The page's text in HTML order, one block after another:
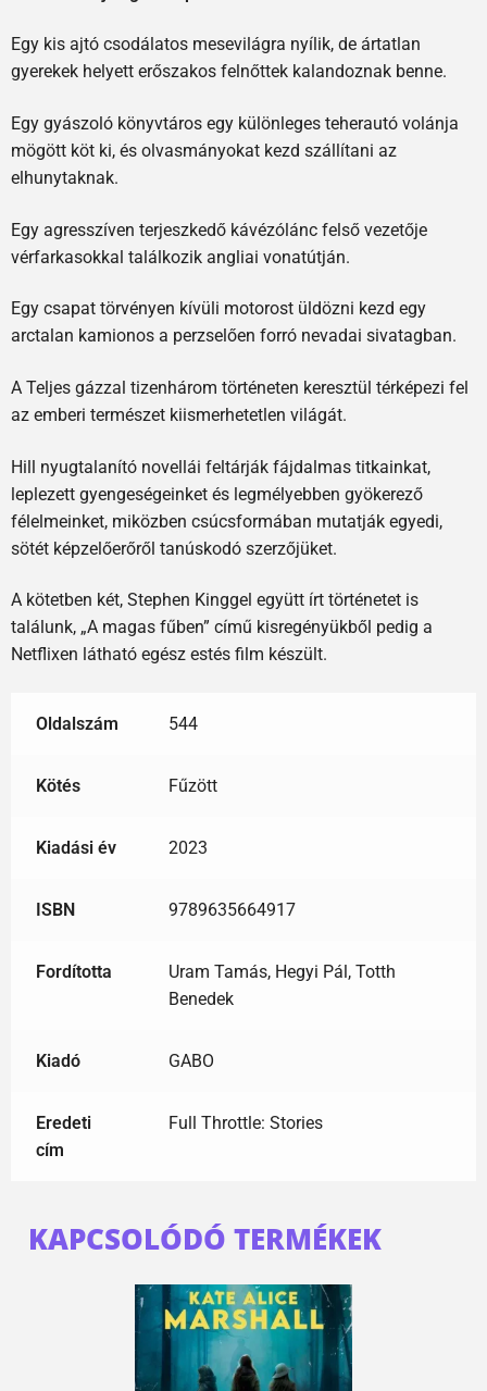
Egy kis ajtó csodálatos mesevilágra nyílik, de ártatlan
gyerekek helyett erőszakos felnőttek kalandoznak benne.
Egy gyászoló könyvtáros egy különleges teherautó volánja
mögött köt ki, és olvasmányokat kezd szállítani az
elhunytaknak.
Egy agresszíven terjeszkedő kávézólánc felső vezetője
vérfarkasokkal találkozik angliai vonatútján.
Egy csapat törvényen kívüli motorost üldözni kezd egy
arctalan kamionos a perzselően forró nevadai sivatagban.
A Teljes gázzal tizenhárom történeten keresztül térképezi fel
az emberi természet kiismerhetetlen világát.
Hill nyugtalanító novellái feltárják fájdalmas titkainkat,
leplezett gyengeségeinket és legmélyebben gyökerező
félelmeinket, miközben csúcsformában mutatják egyedi,
sötét képzelőerőről tanúskodó szerzőjüket.
A kötetben két, Stephen Kinggel együtt írt történetet is
találunk, „A magas fűben” című kisregényükből pedig a
Netflixen látható egész estés film készült.
Oldalszám 544
Kötés Fűzött
Kiadási év 2023
ISBN 9789635664917
Fordította
Uram Tamás, Hegyi Pál, Totth
Benedek
Kiadó GABO
Eredeti
cím
Full Throttle: Stories
KAPCSOLÓDÓ TERMÉKEK